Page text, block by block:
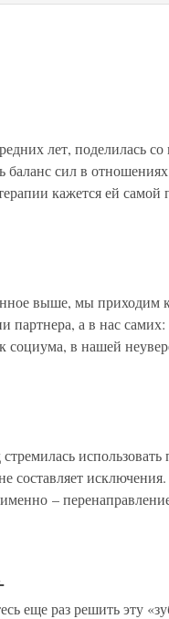
лет, поделилась
баланс сил в
кажется ей
выше, мы приходим
партнера, а в нас
социума, в нашей
составляет
–
еще раз решить эту